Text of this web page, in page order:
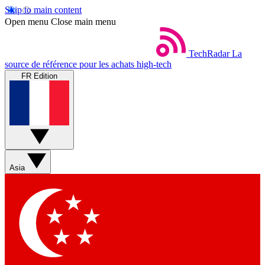
Skip to main content
Open menu Close main menu
TechRadar La
source de référence pour les achats high-tech
FR Edition
Asia